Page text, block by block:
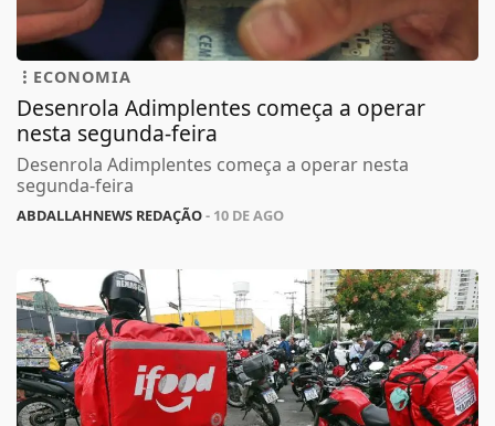
ECONOMIA
Desenrola Adimplentes começa a operar
nesta segunda-feira
Desenrola Adimplentes começa a operar nesta
segunda-feira
ABDALLAHNEWS REDAÇÃO- 10 DE AGO